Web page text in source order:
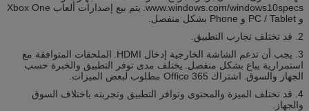
www.windows.com/windows10specs.
يتم بيع إصدارات ألعاب Xbox One
و PC / Tablet و Phone بشكل منفصل.
2. قد تختلف تجارب التطبيق.
3. يجب أن تدعم الشاشة الخارجية إدخال HDMI.
الملحقات المتوافقة مع
استمرارية يباع بشكل منفصل. يختلف مدى توفر التطبيق والخبرة حسب
الجهاز والسوق.
اشتراك Office 365 مطلوب لبعض الميزات.
4. قد تختلف الميزة والمحتوى وتوافر التطبيق وتجربته باختلاف السوق
والجهاز.